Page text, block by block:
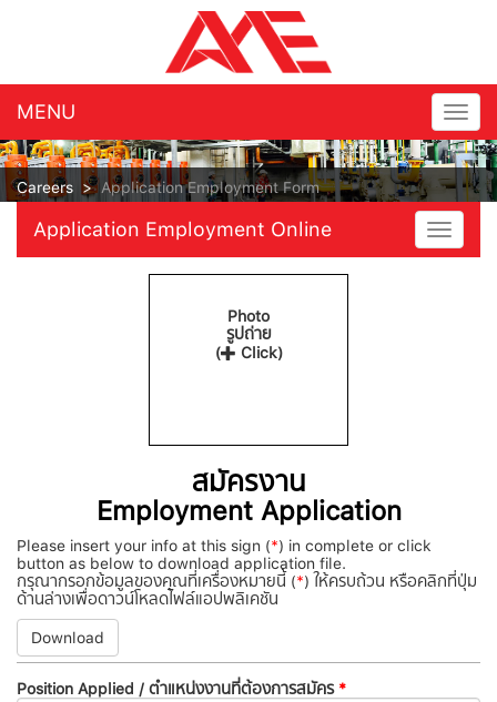
MENU
Careers >Application Employment Form
Toggle
Application Employment Online
Photo
รูปถ่าย
(
Click)
สมัครงาน
Employment Application
Please insert your info at this sign (*) in complete or click
button as below to download application file.
กรุณากรอกข้อมูลของคุณที่เครื่องหมายนี้ (*) ให้ครบถ้วน หรือคลิกที่ปุ่ม
ด้านล่างเพื่อดาวน์โหลดไฟล์แอปพลิเคชัน
Download
Position Applied / ตำแหน่งงานที่ต้องการสมัคร *